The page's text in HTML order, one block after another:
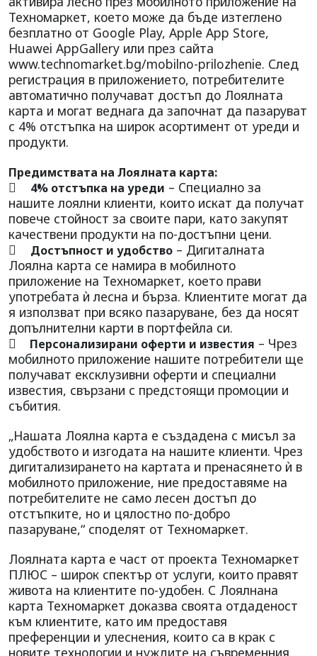
Техномаркет, което може да бъде изтеглено
безплатно от Google Play, Apple App Store,
Huawei AppGallery или през сайта
www.technomarket.bg/mobilno-prilozhenie. След
регистрация в приложението, потребителите
автоматично получават достъп до Лоялната
карта и могат веднага да започнат да пазаруват
с 4% отстъпка на широк асортимент от уреди и
продукти.
Предимствата на Лоялната карта:
 4% отстъпка на уреди – Специално за
нашите лоялни клиенти, които искат да получат
повече стойност за своите пари, като закупят
качествени продукти на по-достъпни цени.
 Достъпност и удобство – Дигиталната
Лоялна карта се намира в мобилното
приложение на Техномаркет, което прави
употребата ѝ лесна и бърза. Клиентите могат да
я използват при всяко пазаруване, без да носят
допълнителни карти в портфейла си.

Персонализирани оферти и известия – Чрез
мобилното приложение нашите потребители ще
получават ексклузивни оферти и специални
известия, свързани с предстоящи промоции и
събития.
„Нашата Лоялна карта е създадена с мисъл за
удобството и изгодата на нашите клиенти. Чрез
дигитализирането на картата и пренасянето ѝ в
мобилното приложение, ние предоставяме на
потребителите не само лесен достъп до
отстъпките, но и цялостно по-добро
пазаруване,“ споделят от Техномаркет.
Лоялната карта е част от проекта Техномаркет
ПЛЮС – широк спектър от услуги, които правят
живота на клиентите по-удобен. С Лоялнана
карта Техномаркет доказва своята отдаденост
към клиентите, като им предоставя
преференции и улеснения, които са в крак с